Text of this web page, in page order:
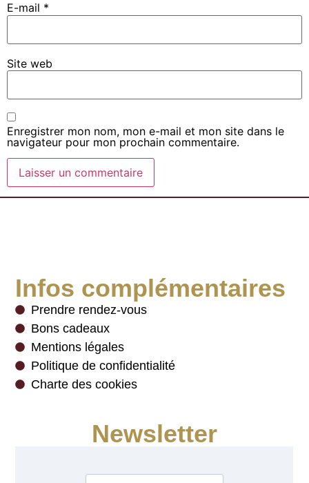
E-mail *
Site web
Enregistrer mon nom, mon e-mail et mon site dans le
navigateur pour mon prochain commentaire.
Infos complémentaires
Prendre rendez-vous
Bons cadeaux
Mentions légales
Politique de confidentialité
Charte des cookies
Newsletter